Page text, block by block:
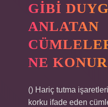
GIBI
ANLATAN
NE
() Hariç tutma
korku ifade eden